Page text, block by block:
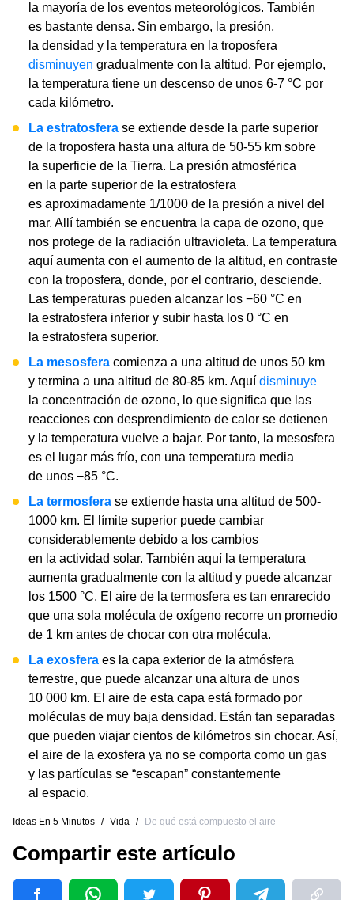
la mayoría de los eventos meteorológicos. También
es bastante densa. Sin embargo, la presión,
la densidad y la temperatura en la troposfera
disminuyen gradualmente con la altitud. Por ejemplo,
la temperatura tiene un descenso de unos 6-7 °C por
cada kilómetro.
La estratosfera se extiende desde la parte superior
de la troposfera hasta una altura de 50-55 km sobre
la superficie de la Tierra. La presión atmosférica
en la parte superior de la estratosfera
es aproximadamente 1/1000 de la presión a nivel del
mar. Allí también se encuentra la capa de ozono, que
nos protege de la radiación ultravioleta. La temperatura
aquí aumenta con el aumento de la altitud, en contraste
con la troposfera, donde, por el contrario, desciende.
Las temperaturas pueden alcanzar los −60 °C en
la estratosfera inferior y subir hasta los 0 °C en
la estratosfera superior.
La mesosfera comienza a una altitud de unos 50 km
y termina a una altitud de 80-85 km. Aquí disminuye
la concentración de ozono, lo que significa que las
reacciones con desprendimiento de calor se detienen
y la temperatura vuelve a bajar. Por tanto, la mesosfera
es el lugar más frío, con una temperatura media
de unos −85 °C.
La termosfera se extiende hasta una altitud de 500-
1000 km. El límite superior puede cambiar
considerablemente debido a los cambios
en la actividad solar. También aquí la temperatura
aumenta gradualmente con la altitud y puede alcanzar
los 1500 °C. El aire de la termosfera es tan enrarecido
que una sola molécula de oxígeno recorre un promedio
de 1 km antes de chocar con otra molécula.
La exosfera es la capa exterior de la atmósfera
terrestre, que puede alcanzar una altura de unos
10 000 km. El aire de esta capa está formado por
moléculas de muy baja densidad. Están tan separadas
que pueden viajar cientos de kilómetros sin chocar. Así,
el aire de la exosfera ya no se comporta como un gas
y las partículas se “escapan” constantemente
al espacio.
Ideas En 5 Minutos / Vida / De qué está compuesto el aire
Compartir este artículo